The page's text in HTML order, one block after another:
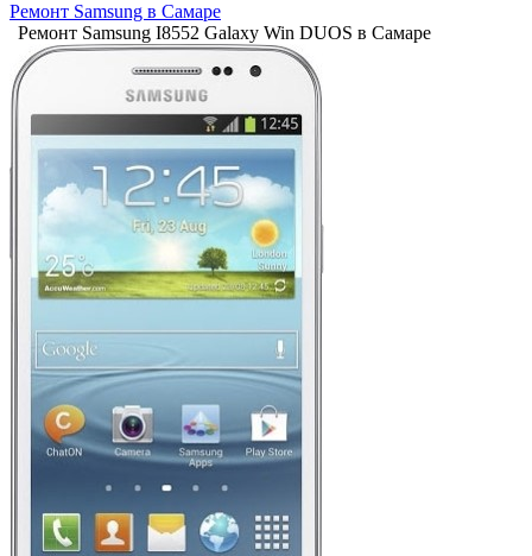
Ремонт Samsung в Самаре
Ремонт Samsung I8552 Galaxy Win DUOS в Самаре